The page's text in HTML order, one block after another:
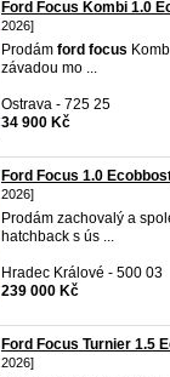
Ford Focus Kombi 1.0
2026]
Prodám ford focus
závadou mo ...
Ostrava - 725 25
34 900 Kč
Ford Focus 1.0
2026]
Prodám zachovalý a
hatchback s ús ...
Hradec Králové - 500 03
239 000 Kč
Ford Focus Turnier 1.5
2026]